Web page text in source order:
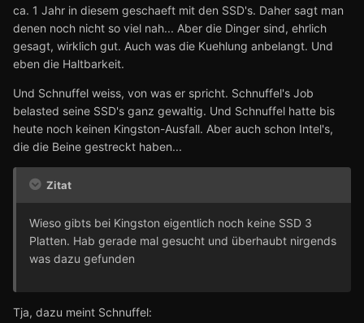
ca. 1 Jahr in diesem geschaeft mit den SSD's. Daher sagt man
denen noch nicht so viel nah... Aber die Dinger sind, ehrlich
gesagt, wirklich gut. Auch was die Kuehlung anbelangt. Und
eben die Haltbarkeit.
Und Schnuffel weiss, von was er spricht. Schnuffel's Job
belasted seine SSD's ganz gewaltig. Und Schnuffel hatte bis
heute noch keinen Kingston-Ausfall. Aber auch schon Intel's,
die die Beine gestreckt haben...
Zitat
Wieso gibts bei Kingston eigentlich noch keine SSD 3
Platten. Hab gerade mal gesucht und überhaubt nirgends
was dazu gefunden
Tja, dazu meint Schnuffel: